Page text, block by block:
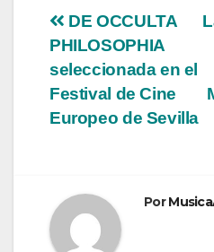
Navegación
de
entradas
DE OCCULTA
PHILOSOPHIA
seleccionada en el
Festival de Cine
Europeo de Sevilla
Por